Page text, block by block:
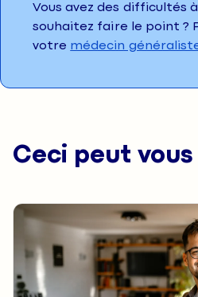
Vous avez des difficultés
souhaitez faire le point ?
votre médecin
Ceci peut